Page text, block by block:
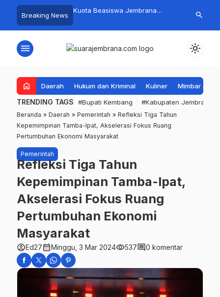
Breaking News
Kembang Beri
Warga Sri
Kuota Beasiswa Jembrana
Siapkan Upaya Penambahan di
Fantastis!
Jembrana
search
menu light_mode
home Daerah Hukum dan Kriminal Kuliner Mimbar
TRENDING TAGS #Bupati Kembang #Kabupaten Jembrana
Beranda » Daerah » Pemerintah » Refleksi Tiga Tahun
Kepemimpinan Tamba-Ipat, Akselerasi Fokus Ruang
Pertumbuhan Ekonomi Masyarakat
Pemerintah
Refleksi Tiga Tahun
Kepemimpinan Tamba-Ipat,
Akselerasi Fokus Ruang
Pertumbuhan Ekonomi
Masyarakat
account_circleEd27calendar_monthMinggu, 3 Mar 2024visibility537comment0 komentar